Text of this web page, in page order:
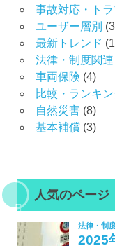
事故対応・ト
ユーザー層別
最新トレンド
法律・制度関連
車両保険 (4)
比較・ランキ
自然災害(8)
基本補償(3)
人気のページ